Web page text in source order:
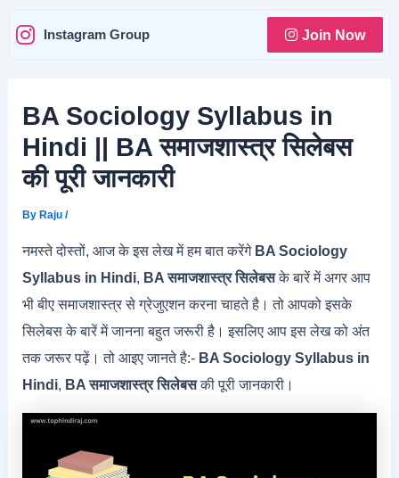
Instagram Group Join Now
BA Sociology Syllabus in
Hindi || BA समाजशास्त्र सिलेबस
की पूरी जानकारी
By Raju/
नमस्ते दोस्तों, आज के इस लेख में हम बात करेंगे BA Sociology
Syllabus in Hindi, BA समाजशास्त्र सिलेबसके बारें में अगर आप
भी बीए समाजशास्त्र से ग्रेजुएशन करना चाहते है। तो आपको इसके
सिलेबस के बारें में जानना बहुत जरूरी है। इसलिए आप इस लेख को अंत
तक जरूर पढ़ें। तो आइए जानते है:- BA Sociology Syllabus in
Hindi, BA समाजशास्त्र सिलेबसकी पूरी जानकारी।